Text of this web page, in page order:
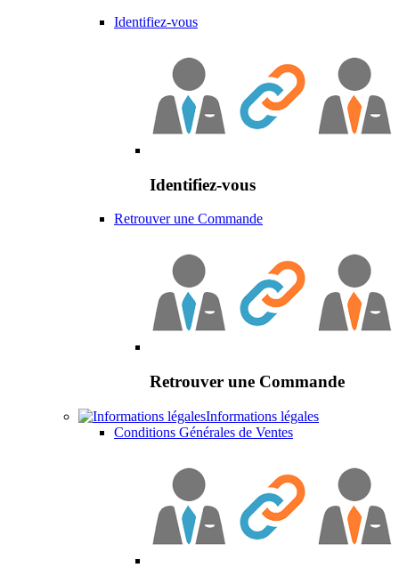
Identifiez-vous
Identifiez-vous
Retrouver une Commande
Retrouver une Commande
Informations légales
Conditions Générales de Ventes